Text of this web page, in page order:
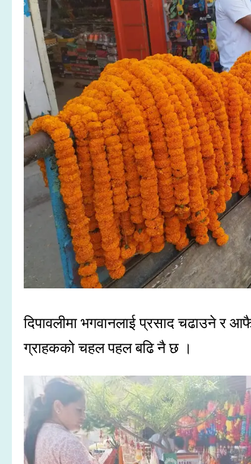
दिपावलीमा भगवानलाई प्रसाद चढाउने र
ग्राहकको चहल पहल बढि नै छ ।